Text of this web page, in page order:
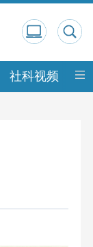
社科视频 中